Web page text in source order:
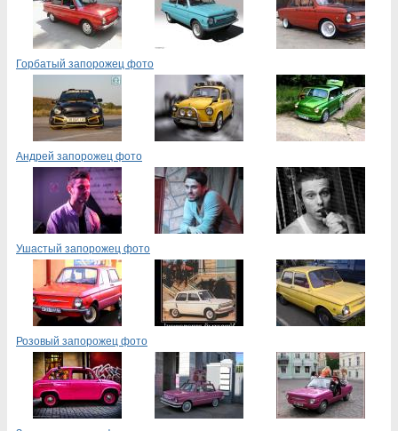
Горбатый запорожец фото
Андрей запорожец фото
Ушастый запорожец фото
Розовый запорожец фото